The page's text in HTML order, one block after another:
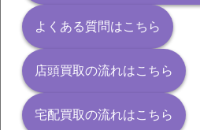
よくある質問はこちら
店頭買取の流れはこちら
宅配買取の流れはこちら